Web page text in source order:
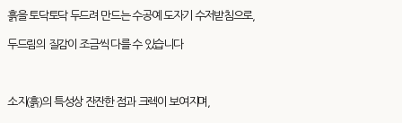
흙을 토닥토닥 두드려 만드는 수공예 도자기 수저받침으로,
두드림의 질감이 조금씩 다를 수 있습니다
소지(흙)의 특성상 잔잔한 점과 크렉이 보여지며,